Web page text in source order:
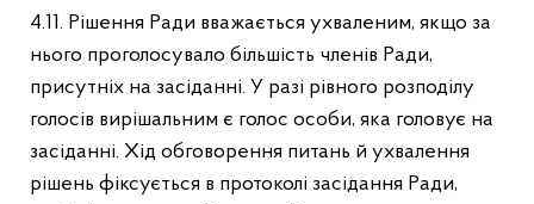
4.11. Рішення Ради вважається ухваленим, якщо за
нього проголосувало більшість членів Ради,
присутніх на засіданні. У разі рівного розподілу
голосів вирішальним є голос особи, яка головує на
засіданні. Хід обговорення питань й ухвалення
рішень фіксується в протоколі засідання Ради,